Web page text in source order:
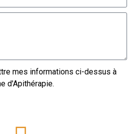
mes informations ci-dessus à
d'Apithérapie.